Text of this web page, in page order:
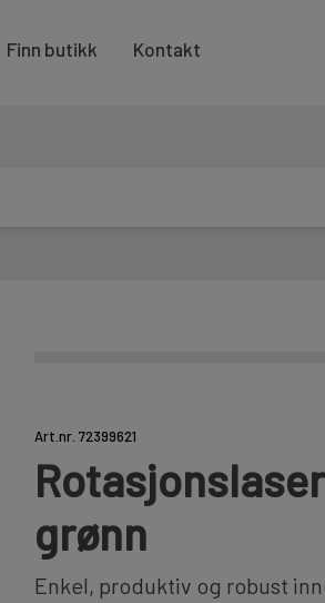
Finn butikk Kontakt
Art.nr. 72399621
grønn
Enkel, produktiv og robust